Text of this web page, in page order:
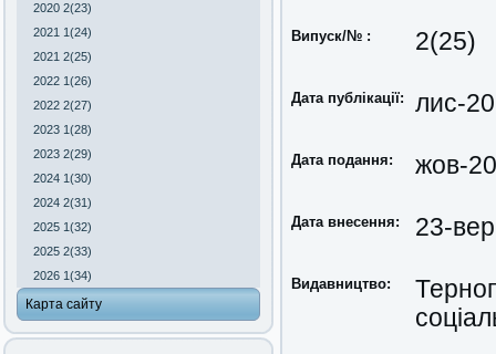
2020 2(23)
2021 1(24)
2021 2(25)
2022 1(26)
2022 2(27)
2023 1(28)
2023 2(29)
2024 1(30)
2024 2(31)
2025 1(32)
2025 2(33)
2026 1(34)
Карта сайту
Випуск/№ : 2(25)
Дата публікації: лис-
Дата подання: жов-
Дата внесення: 23-
Видавництво: